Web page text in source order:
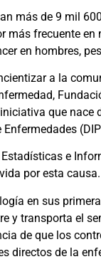
más de 9 mil
más frecuente
en hombres,
a la
que
e
por esta
en sus
y transporta el
de que los
directos de la